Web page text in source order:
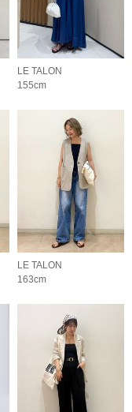
LE TALON
155cm
LE TALON
163cm